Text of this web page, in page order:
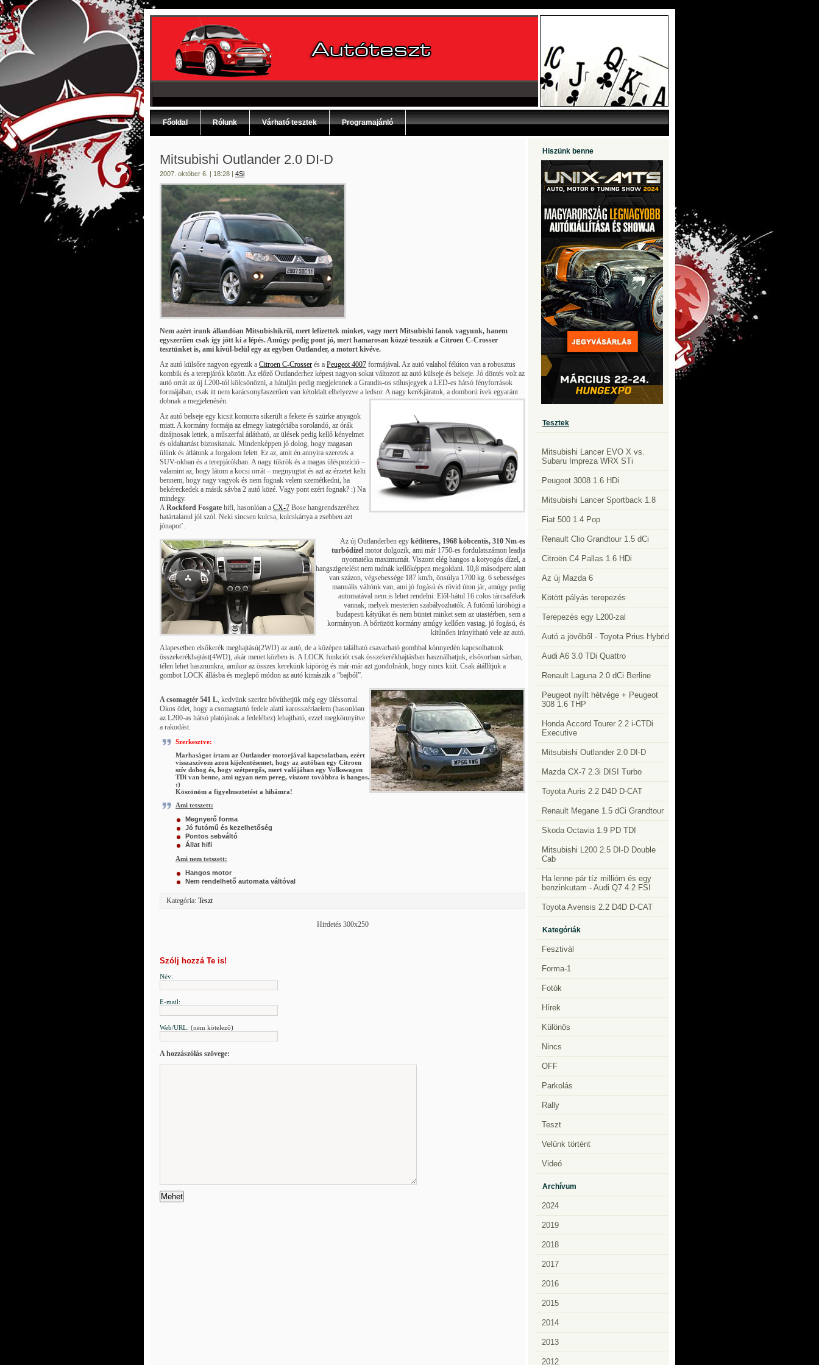
Főoldal Rólunk Várható tesztek Programajánló
Mitsubishi Outlander 2.0 DI-D
2007. október 6. | 18:28 | 4Si
Nem azért írunk állandóan Mitsubishikről, mert lefizettek minket, vagy mert Mitsubishi fanok vagyunk, hanem
egyszerűen csak így jött ki a lépés. Amúgy pedig pont jó, mert hamarosan közzé tesszük a Citroen C-Crosser
tesztünket is, ami kívül-belül egy az egyben Outlander, a motort kivéve.
Az autó külsőre nagyon egyezik a Citroen C-Crosser és a Peugeot 4007 formájával. Az autó valahol félúton van a robusztus
kombik és a terepjárók között. Az előző Outlanderhez képest nagyon sokat változott az autó külseje és belseje. Jó döntés volt az
autó orrát az új L200-tól kölcsönözni, a hátulján pedig megjelennek a Grandis-os stílusjegyek a LED-es hátsó fényforrások
formájában, csak itt nem karácsonyfaszerűen van kétoldalt elhelyezve a ledsor. A nagy kerékjáratok, a domború ívek egyaránt
dobnak a megjelenésén.
Az autó belseje egy kicsit komorra sikerült a fekete és szürke anyagok
miatt. A kormány formája az elmegy kategóriába sorolandó, az órák
dizájnosak lettek, a műszerfal átlátható, az ülések pedig kellő kényelmet
és oldaltartást biztosítanak. Mindenképpen jó dolog, hogy magasan
ülünk és átlátunk a forgalom felett. Ez az, amit én annyira szeretek a
SUV-okban és a terepjárókban. A nagy tükrök és a magas üléspozíció –
valamint az, hogy látom a kocsi orrát – megnyugtat és azt az érzetet kelti
bennem, hogy nagy vagyok és nem fognak velem szemétkedni, ha
bekéreckedek a másik sávba 2 autó közé. Vagy pont ezért fognak? :) Na
mindegy.
A Rockford Fosgate hifi, hasonlóan a CX-7 Bose hangrendszeréhez
határtalanul jól szól. Neki sincsen kulcsa, kulcskártya a zsebben azt
jónapot’.
Az új Outlanderben egy kétliteres, 1968 köbcentis, 310 Nm-es
turbódízel motor dolgozik, ami már 1750-es fordulatszámon leadja
nyomatéka maximumát. Viszont elég hangos a kotyogós dízel, a
hangszigetelést nem tudnák kellőképpen megoldani. 10,8 másodperc alatt
van százon, végsebessége 187 km/h, önsúlya 1700 kg. 6 sebességes
manuális váltónk van, ami jó fogású és rövid úton jár, amúgy pedig
automatával nem is lehet rendelni. Elől-hátul 16 colos tárcsafékek
vannak, melyek mesterien szabályozhatók. A futómű kiröhögi a
budapesti kátyúkat és nem büntet minket sem az utastérben, sem a
kormányon. A bőrözött kormány amúgy kellően vastag, jó fogású, és
kitűnően irányítható vele az autó.
Alapesetben elsőkerék meghajtású(2WD) az autó, de a középen található csavarható gombbal könnyedén kapcsolhatunk
összekerékhajtást(4WD), akár menet közben is. A LOCK funkciót csak összekerékhajtásban használhatjuk, elsősorban sárban,
télen lehet hasznunkra, amikor az összes kerekünk kipörög és már-már azt gondolnánk, hogy nincs kiút. Csak átállítjuk a
gombot LOCK állásba és meglepő módon az autó kimászik a “bajból”.
A csomagtér 541 L , kedvünk szerint bővíthetjük még egy üléssorral.
Okos ötlet, hogy a csomagtartó fedele alatti karosszériaelem (hasonlóan
az L200-as hátsó platójának a fedeléhez) lehajtható, ezzel megkönnyítve
a rakodást.
Szerkesztve:
Marhaságot írtam az Outlander motorjával kapcsolatban, ezért
visszaszívom azon kijelentésemet, hogy az autóban egy Citroen
szív dobog és, hogy szétpergős, mert valójában egy Volkswagen
TDi van benne, ami ugyan nem pereg, viszont továbbra is hangos.
:)
Köszönöm a figyelmeztetést a hibámra!
Ami tetszett:
Megnyerő forma
Jó futómű és kezelhetőség
Pontos sebváltó
Állat hifi
Ami nem tetszett:
Hangos motor
Nem rendelhető automata váltóval
Kategória: Teszt
Hirdetés 300x250
Szólj hozzá Te is!
Név:
E-mail:
Web/URL: (nem kötelező)
A hozzászólás szövege:
Hiszünk benne
Tesztek
Mitsubishi Lancer EVO X vs.
Subaru Impreza WRX STi
Peugeot 3008 1.6 HDi
Mitsubishi Lancer Sportback 1.8
Fiat 500 1.4 Pop
Renault Clio Grandtour 1.5 dCi
Citroën C4 Pallas 1.6 HDi
Az új Mazda 6
Kötött pályás terepezés
Terepezés egy L200-zal
Autó a jövőből - Toyota Prius Hybrid
Audi A6 3.0 TDi Quattro
Renault Laguna 2.0 dCi Berline
Peugeot nyílt hétvége + Peugeot
308 1.6 THP
Honda Accord Tourer 2.2 i-CTDi
Executive
Mitsubishi Outlander 2.0 DI-D
Mazda CX-7 2.3i DISI Turbo
Toyota Auris 2.2 D4D D-CAT
Renault Megane 1.5 dCi Grandtour
Skoda Octavia 1.9 PD TDI
Mitsubishi L200 2.5 DI-D Double
Cab
Ha lenne pár tíz millióm és egy
benzinkutam - Audi Q7 4.2 FSI
Toyota Avensis 2.2 D4D D-CAT
Kategóriák
Fesztivál
Forma-1
Fotók
Hírek
Különös
Nincs
OFF
Parkolás
Rally
Teszt
Velünk történt
Videó
Archívum
2024
2019
2018
2017
2016
2015
2014
2013
2012